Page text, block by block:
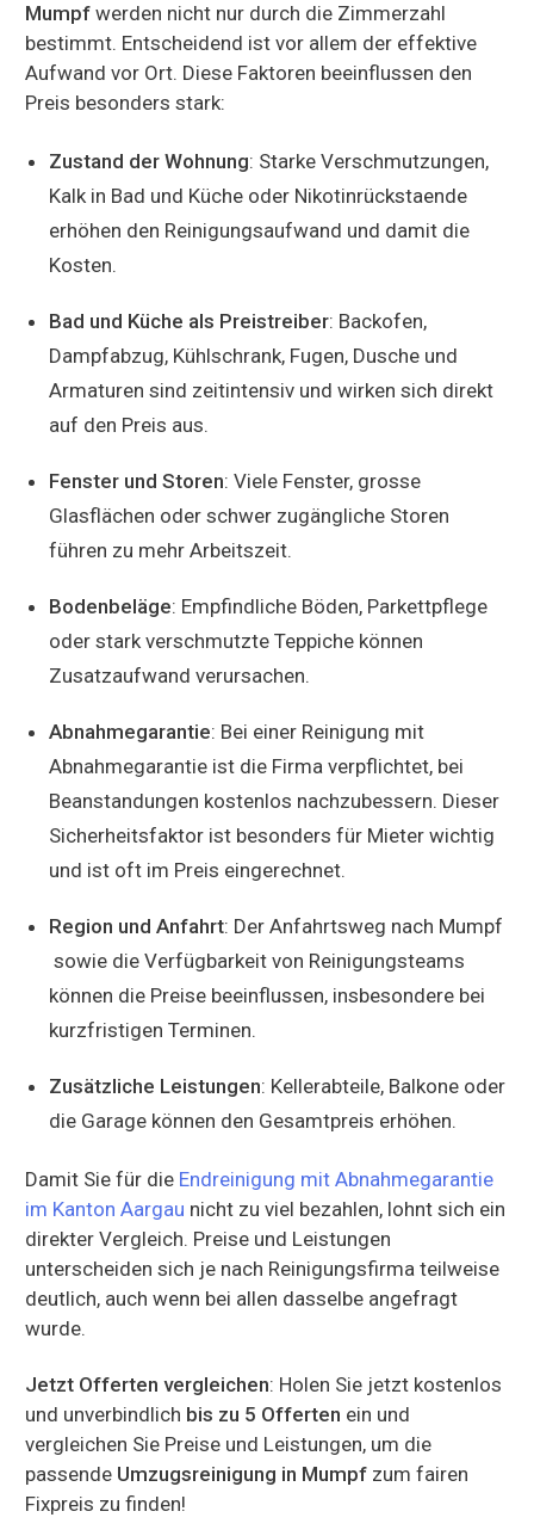
Mumpf werden nicht nur durch die Zimmerzahl
bestimmt. Entscheidend ist vor allem der effektive
Aufwand vor Ort. Diese Faktoren beeinflussen den
Preis besonders stark:
Zustand der Wohnung: Starke Verschmutzungen,
Kalk in Bad und Küche oder Nikotinrückstaende
erhöhen den Reinigungsaufwand und damit die
Kosten.
Bad und Küche als Preistreiber: Backofen,
Dampfabzug, Kühlschrank, Fugen, Dusche und
Armaturen sind zeitintensiv und wirken sich direkt
auf den Preis aus.
Fenster und Storen: Viele Fenster, grosse
Glasflächen oder schwer zugängliche Storen
führen zu mehr Arbeitszeit.
Bodenbeläge: Empfindliche Böden, Parkettpflege
oder stark verschmutzte Teppiche können
Zusatzaufwand verursachen.
Abnahmegarantie: Bei einer Reinigung mit
Abnahmegarantie ist die Firma verpflichtet, bei
Beanstandungen kostenlos nachzubessern. Dieser
Sicherheitsfaktor ist besonders für Mieter wichtig
und ist oft im Preis eingerechnet.
Region und Anfahrt: Der Anfahrtsweg nach Mumpf
sowie die Verfügbarkeit von Reinigungsteams
können die Preise beeinflussen, insbesondere bei
kurzfristigen Terminen.
Zusätzliche Leistungen: Kellerabteile, Balkone oder
die Garage können den Gesamtpreis erhöhen.
Damit Sie für die Endreinigung mit Abnahmegarantie
im Kanton Aargau nicht zu viel bezahlen, lohnt sich ein
direkter Vergleich. Preise und Leistungen
unterscheiden sich je nach Reinigungsfirma teilweise
deutlich, auch wenn bei allen dasselbe angefragt
wurde.
Jetzt Offerten vergleichen: Holen Sie jetzt kostenlos
und unverbindlich bis zu 5 Offerten ein und
vergleichen Sie Preise und Leistungen, um die
passende Umzugsreinigung in Mumpf zum fairen
Fixpreis zu finden!